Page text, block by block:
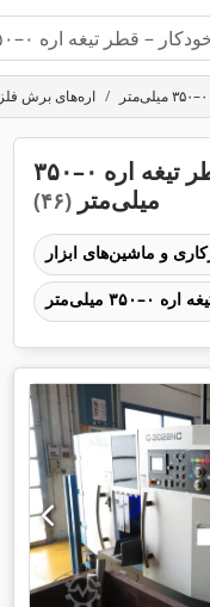
اره‌های برش فلز
دست دوم اره دورانی سرد – نیمه‌ خودکار – قطر تیغه اره ۰–۳۵۰
میلی‌متر (۴۶)